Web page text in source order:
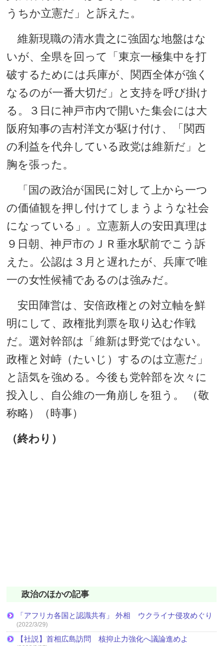
うちか立憲だ」と訴えた。
維新現職の清水貴之に強固な地盤はな
いが、全県を回って「東京一極集中を打
破するためには兵庫が、関西全体が強く
なるのが一番大切だ」と支持を呼び掛け
る。３日に神戸市内で開いた集会には大
阪府知事の吉村洋文が駆け付け、「関西
の利益を代弁している政党は維新だ」と
胸を張った。
「国の政治が国民に対して上から一つ
の価値観を押し付けてしまうような社会
になっている」。立憲新人の安田真理は
９日朝、神戸市のＪＲ垂水駅前でこう訴
えた。公認は３月と遅れたが、兵庫で唯
一の女性候補であるのは強みだ。
安田陣営は、安倍政権との対立軸を鮮
明にして、政権批判票を取り込む作戦
だ。選対幹部は「維新は野党ではない。
政権と対峙（たいじ）するのは立憲だ」
と語気を強める。今後も党幹部を次々に
投入し、自公維の一角崩しを狙う。 （敬
称略）（時事）
（終わり）
政治のほかの記事
「アフリカ各国と認識共有」 外相 ウクライナ侵攻めぐり
(2022/3/29)
【社説】首相広島訪問 核抑止力強化へ議論進めよ